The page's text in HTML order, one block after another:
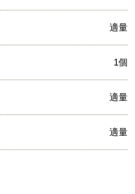
適量
1個
適量
適量